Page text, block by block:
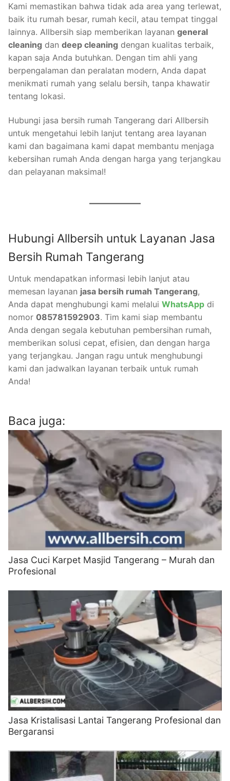
Kami memastikan bahwa tidak ada area yang terlewat,
baik itu rumah besar, rumah kecil, atau tempat tinggal
lainnya. Allbersih siap memberikan layanan general
cleaning dan deep cleaning dengan kualitas terbaik,
kapan saja Anda butuhkan. Dengan tim ahli yang
berpengalaman dan peralatan modern, Anda dapat
menikmati rumah yang selalu bersih, tanpa khawatir
tentang lokasi.
Hubungi jasa bersih rumah Tangerang dari Allbersih
untuk mengetahui lebih lanjut tentang area layanan
kami dan bagaimana kami dapat membantu menjaga
kebersihan rumah Anda dengan harga yang terjangkau
dan pelayanan maksimal!
Hubungi Allbersih untuk Layanan Jasa
Bersih Rumah Tangerang
Untuk mendapatkan informasi lebih lanjut atau
memesan layanan jasa bersih rumah Tangerang,
Anda dapat menghubungi kami melalui WhatsApp di
nomor 085781592903. Tim kami siap membantu
Anda dengan segala kebutuhan pembersihan rumah,
memberikan solusi cepat, efisien, dan dengan harga
yang terjangkau. Jangan ragu untuk menghubungi
kami dan jadwalkan layanan terbaik untuk rumah
Anda!
Baca juga:
Jasa Cuci Karpet Masjid Tangerang – Murah dan
Profesional
Jasa Kristalisasi Lantai Tangerang Profesional dan
Bergaransi